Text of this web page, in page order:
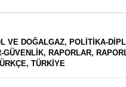
VE DOĞALGAZ, POLITIKA-
GÜVENLIK, RAPORLAR,
, TÜRKIYE